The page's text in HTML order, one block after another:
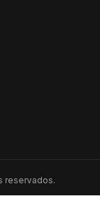
reservados.